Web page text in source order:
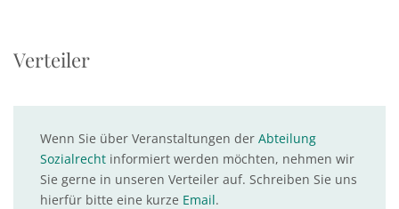
Verteiler
Wenn Sie über Veranstaltungen der Abteilung
Sozialrecht informiert werden möchten, nehmen wir
Sie gerne in unseren Verteiler auf. Schreiben Sie uns
hierfür bitte eine kurze Email.